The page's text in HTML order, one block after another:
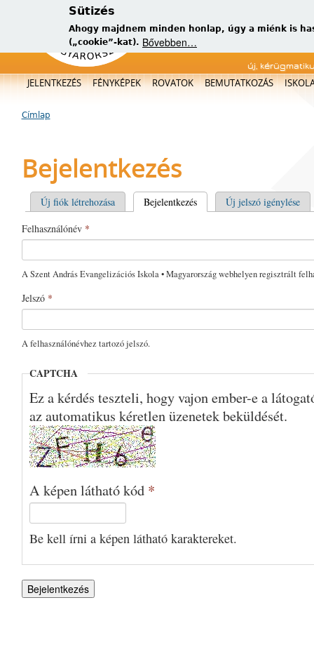
Sütizés
Ahogy majdnem minden honlap, úgy a miénk is
(„cookie”-kat). Bővebben…
új,
Főmenü
JELENTKEZÉS FÉNYKÉPEK ROVATOK BEMUTATKOZÁS
Jelenlegi hely
Címlap
Bejelentkezés
Elsődleges fülek
Új fiók létrehozása Bejelentkezés(aktív fül)Új jelszó igénylése
Felhasználónév *
A Szent András Evangelizációs Iskola • Magyarország webhelyen regisztrált
Jelszó *
A felhasználónévhez tartozó jelszó.
CAPTCHA
Ez a kérdés teszteli, hogy vajon ember-e a
az automatikus kéretlen üzenetek beküldését.
A képen látható kód *
Be kell írni a képen látható karaktereket.